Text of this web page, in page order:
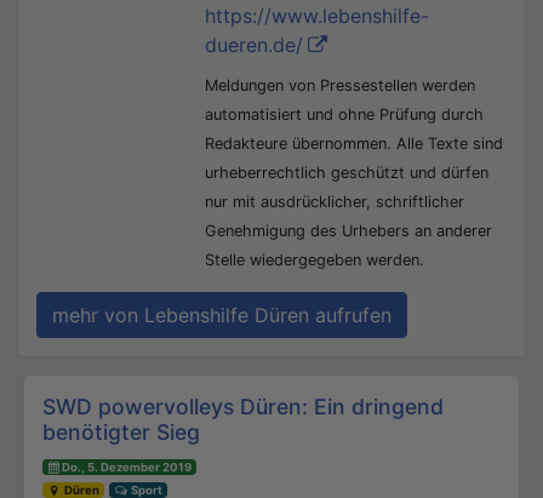
https://www.lebenshilfe-
dueren.de/
Meldungen von Pressestellen werden
automatisiert und ohne Prüfung durch
Redakteure übernommen. Alle Texte sind
urheberrechtlich geschützt und dürfen
nur mit ausdrücklicher, schriftlicher
Genehmigung des Urhebers an anderer
Stelle wiedergegeben werden.
mehr von Lebenshilfe Düren aufrufen
Beitrags-Navigation
SWD powervolleys Düren: Ein dringend
benötigter Sieg
Do., 5. Dezember 2019
Düren
Sport